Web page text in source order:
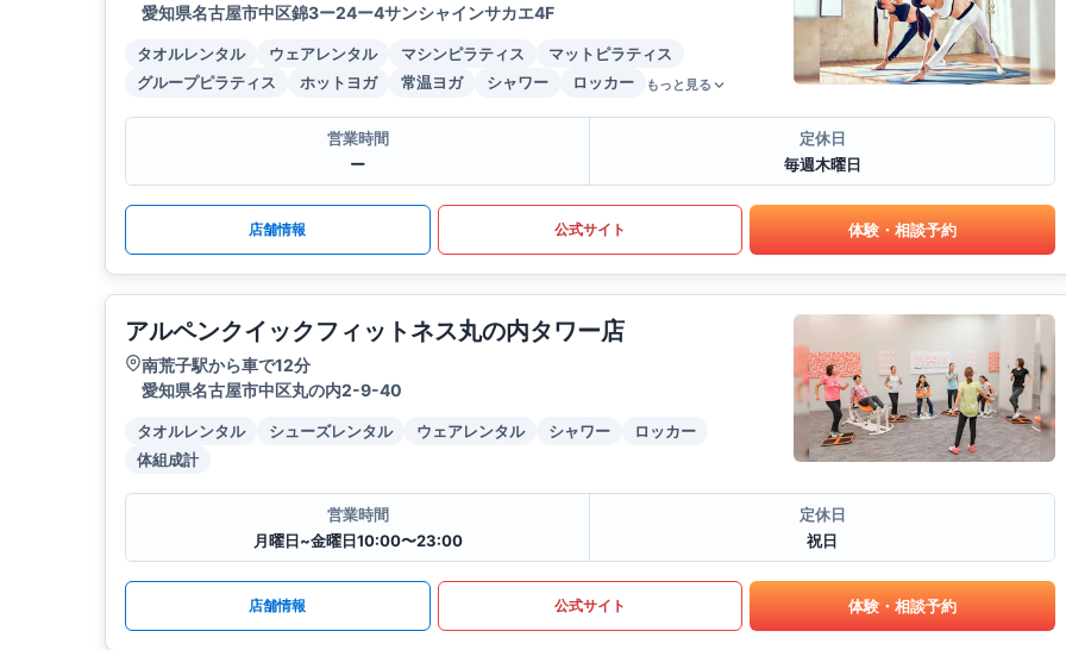
愛知県名古屋市中区錦3ー24ー4サンシャインサカエ4F
タオルレンタル ウェアレンタル マシンピラティス
マットピラティス
グループピラティス
ホットヨガ 常温ヨガ シャワー ロッカー もっと見る
営業時間
ー
定休日
毎週木曜日
店舗情報 公式サイト 体験・相談予約
アルペンクイックフィットネス丸の内タワー店
南荒子駅から車で12分
愛知県名古屋市中区丸の内2-9-40
タオルレンタル シューズレンタル ウェアレンタル シャワー
ロッカー
体組成計
営業時間
月曜日~金曜日10:00〜23:00
定休日
祝日
店舗情報 公式サイト 体験・相談予約